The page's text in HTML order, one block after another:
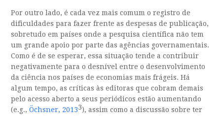
Por outro lado, é cada vez mais comum o registro de
dificuldades para fazer frente as despesas de publicação,
sobretudo em países onde a pesquisa científica não tem
um grande apoio por parte das agências governamentais.
Como é de se esperar, essa situação tende a contribuir
negativamente para o desnível entre o desenvolvimento
da ciência nos países de economias mais frágeis. Há
algum tempo, as críticas às editoras que cobram demais
pelo acesso aberto a seus periódicos estão aumentando
(e.g.,Öchsner, 20133), assim como a discussão sobre ter